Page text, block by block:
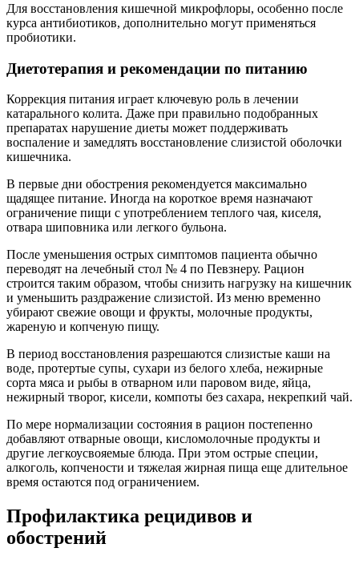
Для восстановления кишечной микрофлоры, особенно после
курса антибиотиков, дополнительно могут применяться
пробиотики.
Диетотерапия и рекомендации по питанию
Коррекция питания играет ключевую роль в лечении
катарального колита. Даже при правильно подобранных
препаратах нарушение диеты может поддерживать
воспаление и замедлять восстановление слизистой оболочки
кишечника.
В первые дни обострения рекомендуется максимально
щадящее питание. Иногда на короткое время назначают
ограничение пищи с употреблением теплого чая, киселя,
отвара шиповника или легкого бульона.
После уменьшения острых симптомов пациента обычно
переводят на лечебный стол № 4 по Певзнеру. Рацион
строится таким образом, чтобы снизить нагрузку на кишечник
и уменьшить раздражение слизистой. Из меню временно
убирают свежие овощи и фрукты, молочные продукты,
жареную и копченую пищу.
В период восстановления разрешаются слизистые каши на
воде, протертые супы, сухари из белого хлеба, нежирные
сорта мяса и рыбы в отварном или паровом виде, яйца,
нежирный творог, кисели, компоты без сахара, некрепкий чай.
По мере нормализации состояния в рацион постепенно
добавляют отварные овощи, кисломолочные продукты и
другие легкоусвояемые блюда. При этом острые специи,
алкоголь, копчености и тяжелая жирная пища еще длительное
время остаются под ограничением.
Профилактика рецидивов и
обострений